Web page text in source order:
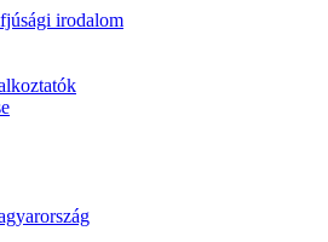
irodalom